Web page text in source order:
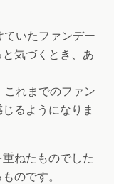
いたファンデー
気づくとき、あ
れまでのファン
るようになりま
ねたものでした
のです。